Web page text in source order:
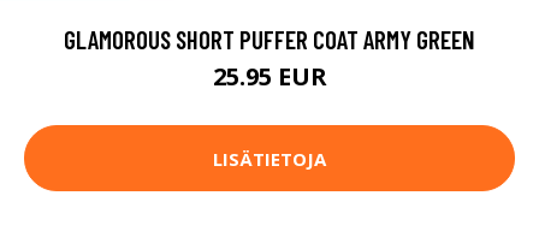
GLAMOROUS SHORT PUFFER COAT ARMY GREEN
25.95 EUR
LISÄTIETOJA